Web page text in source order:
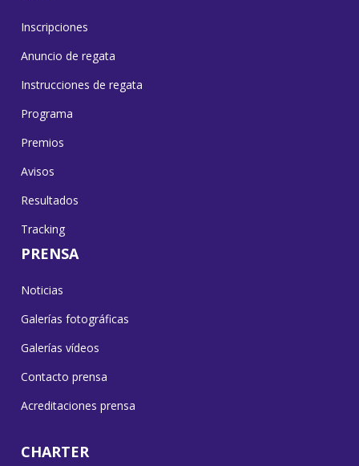
Inscripciones
Anuncio de regata
Instrucciones de regata
Programa
Premios
Avisos
Resultados
Tracking
PRENSA
Noticias
Galerías fotográficas
Galerías vídeos
Contacto prensa
Acreditaciones prensa
CHARTER